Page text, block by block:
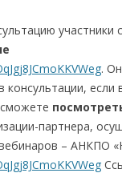
участники
.
консультации,
партнера,
– АНКПО